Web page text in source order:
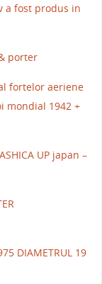
a fost produs in
porter
al fortelor aeriene
mondial 1942 +
UP japan –
DIAMETRUL 19